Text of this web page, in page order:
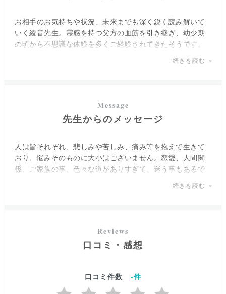
お相手のお気持ちや状況、未来までも深く鋭く読み解いて
いく綾音先生。霊感を持つ父方の血筋を引き継ぎ、幼少期
の頃から不思議な体験を多くご経験されてきたそうです。
綾音先生の持つ特異な御力は、特に“感情を受け取る”ことを
実直なお人柄で、嘘偽りのないクリアな鑑定をされる綾音
してみてはいかかでしょうか。
続きを読む
先生からのメッセージ
人は皆それぞれ、悲しみや苦しみ、痛み等を抱えて生きて
おり、悩みそのものに大小はございません。恋愛、人間関
係、ご家族の事、色々な道がありすぎて、迷う事もあるで
とても辛い思いをしながらでも“今”努力されている事は、決
して無駄にはなりません。「今をどう乗り越えるか」「ど
明るい未来へと歩いていけるように“今”歩むべき道を見つけ
続きを読む
口コミ・感想
口コミ件数 -件